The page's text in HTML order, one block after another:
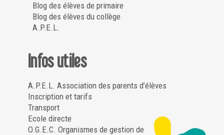
Blog des élèves de primaire
Blog des élèves du collège
A.P.E.L.
Infos utiles
A.P.E.L. Association des parents d’élèves
Inscription et tarifs
Transport
Ecole directe
O.G.E.C. Organismes de gestion de